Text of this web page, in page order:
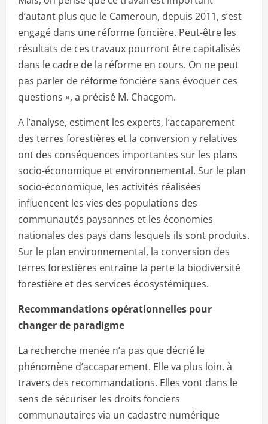
d’autant plus que le Cameroun, depuis 2011, s’est
engagé dans une réforme foncière. Peut-être les
résultats de ces travaux pourront être capitalisés
dans le cadre de la réforme en cours. On ne peut
pas parler de réforme foncière sans évoquer ces
questions », a précisé M. Chacgom.
A l’analyse, estiment les experts, l’accaparement
des terres forestières et la conversion y relatives
ont des conséquences importantes sur les plans
socio-économique et environnemental. Sur le plan
socio-économique, les activités réalisées
influencent les vies des populations des
communautés paysannes et les économies
nationales des pays dans lesquels ils sont produits.
Sur le plan environnemental, la conversion des
terres forestières entraîne la perte la biodiversité
forestière et des services écosystémiques.
Recommandations opérationnelles pour
changer de paradigme
La recherche menée n’a pas que décrié le
phénomène d’accaparement. Elle va plus loin, à
travers des recommandations. Elles vont dans le
sens de sécuriser les droits fonciers
communautaires via un cadastre numérique